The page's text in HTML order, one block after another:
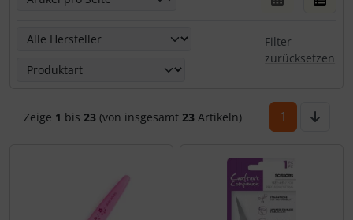
Hier kannst Du die nachfolgenden Artikel nach ihren
Filter
zurücksetzen
Zeige 1 bis 23(von insgesamt 23Artikeln) 1